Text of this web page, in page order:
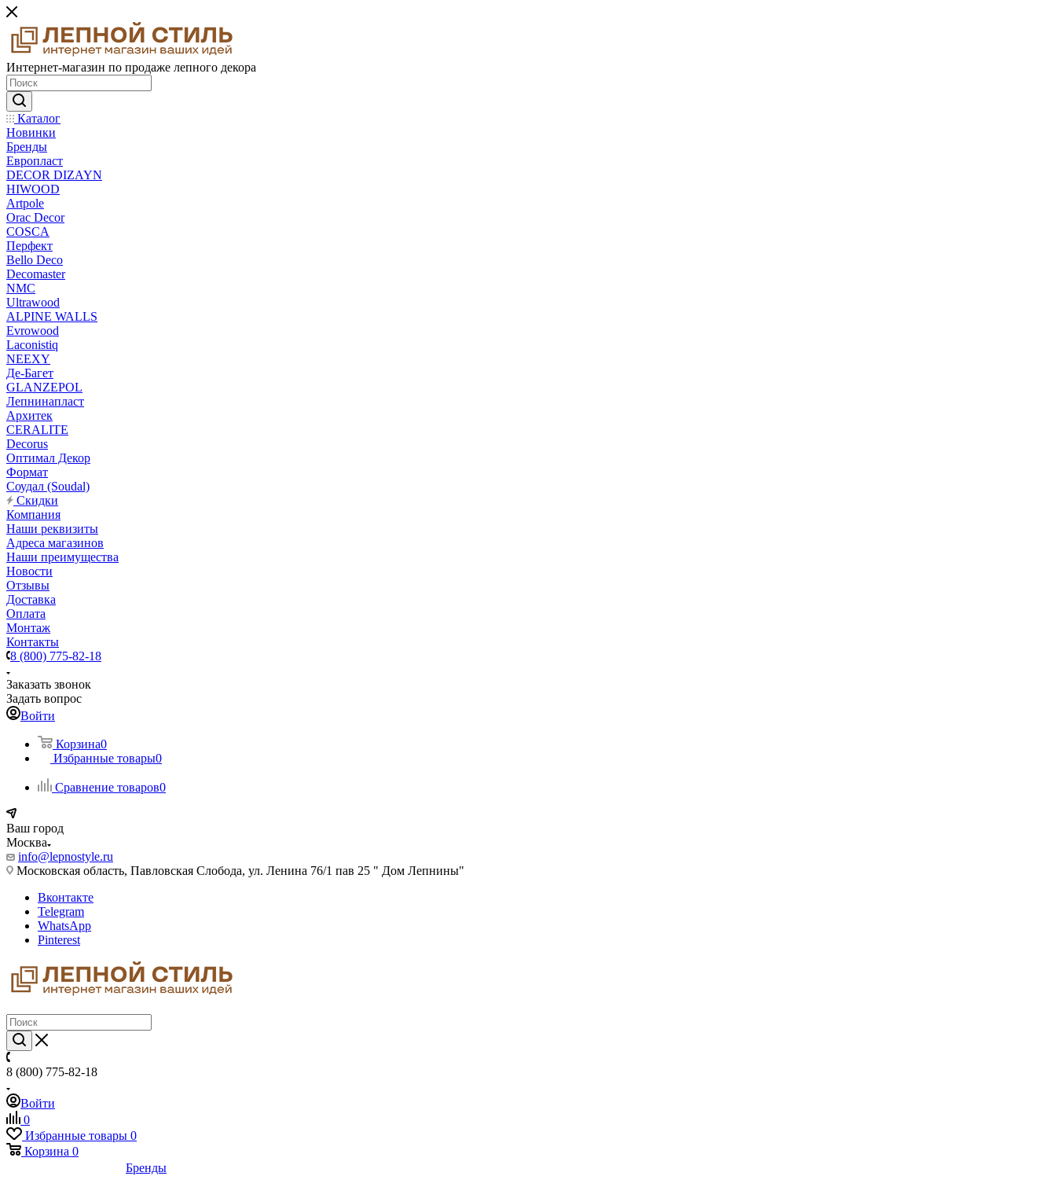
Интернет-магазин по продаже лепного декора
Каталог
Новинки
Бренды
Европласт
DECOR DIZAYN
HIWOOD
Artpole
Orac Decor
COSCA
Перфект
Bello Deco
Decomaster
NMС
Ultrawood
ALPINE WALLS
Evrowood
Laconistiq
NEEXY
Де-Багет
GLANZEPOL
Лепнинапласт
Архитек
CERALITE
Decorus
Оптимал Декор
Формат
Соудал (Soudal)
Скидки
Компания
Наши реквизиты
Адреса магазинов
Наши преимущества
Новости
Отзывы
Доставка
Оплата
Монтаж
Контакты
8 (800) 775-82-18
Заказать звонок
Задать вопрос
Войти
Корзина0
Избранные товары0
Сравнение товаров0
Ваш город
Москва
info@lepnostyle.ru
Московская область, Павловская Слобода, ул. Ленина 76/1 пав 25 " Дом Лепнины"
Вконтакте
Telegram
WhatsApp
Pinterest
8 (800) 775-82-18
Войти
0
Избранные товары 0
Корзина 0
Бренды